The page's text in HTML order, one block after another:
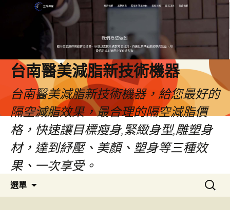
台南醫美減脂新技術機器
台南醫美減脂新技術機器，給您最好的
隔空減脂效果，最合理的隔空減脂價
格，快速讓目標瘦身,緊緻身型,雕塑身
材，達到紓壓、美顏、塑身等三種效
果、一次享受。
選單
搜
尋